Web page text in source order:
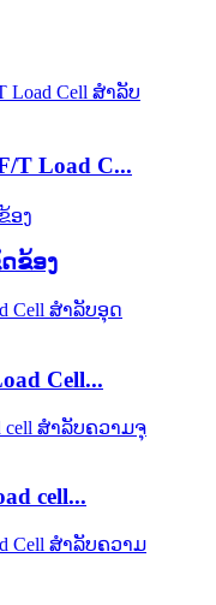
T Load C...
ຂ້ອງ
Cell...
cell...